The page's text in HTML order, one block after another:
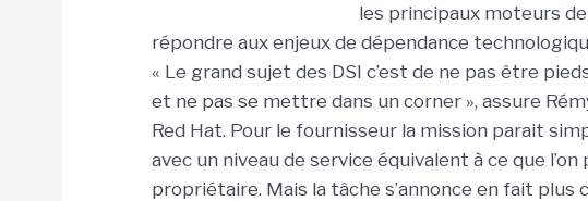
les principaux moteurs
répondre aux enjeux de dépendance
« Le grand sujet des DSI c’est de ne pas être
et ne pas se mettre dans un corner », assure
Red Hat. Pour le fournisseur la mission parait
avec un niveau de service équivalent à ce que
propriétaire. Mais la tâche s’annonce en fait plus